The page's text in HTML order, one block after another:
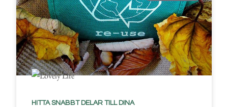
HITTA SNABBT DELAR TILL DINA